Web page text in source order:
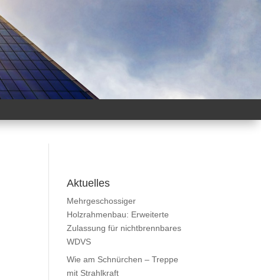
Aktuelles
Mehrgeschossiger
Holzrahmenbau: Erweiterte
Zulassung für nichtbrennbares
WDVS
Wie am Schnürchen – Treppe
mit Strahlkraft